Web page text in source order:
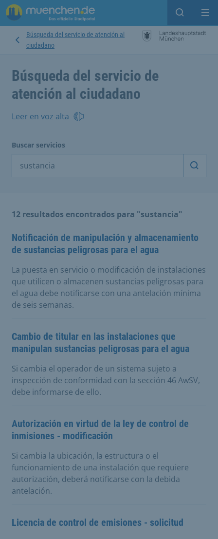
Open
Búsqueda del servicio de atención al
ciudadano
Búsqueda del servicio de
atención al ciudadano
Leer en voz alta
Buscar servicios
12 resultados encontrados para "sustancia"
Notificación de manipulación y almacenamiento
de sustancias peligrosas para el agua
La puesta en servicio o modificación de instalaciones
que utilicen o almacenen sustancias peligrosas para
el agua debe notificarse con una antelación mínima
de seis semanas.
Cambio de titular en las instalaciones que
manipulan sustancias peligrosas para el agua
Si cambia el operador de un sistema sujeto a
inspección de conformidad con la sección 46 AwSV,
debe informarse de ello.
Autorización en virtud de la ley de control de
inmisiones - modificación
Si cambia la ubicación, la estructura o el
funcionamiento de una instalación que requiere
autorización, deberá notificarse con la debida
antelación.
Licencia de control de emisiones - solicitud